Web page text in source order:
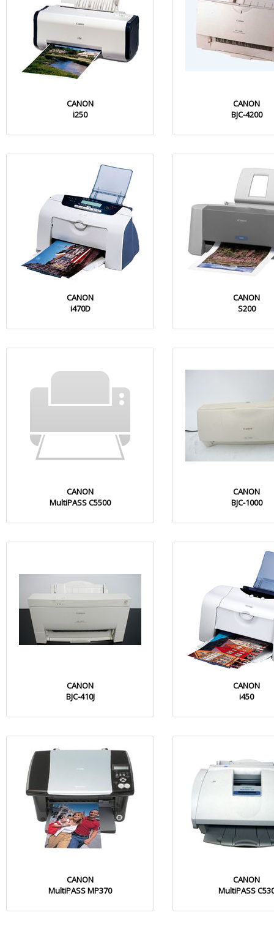
CANON
i250
CANON
BJC-4200
CANON
i470D
CANON
S200
CANON
MultiPASS C5500
CANON
BJC-1000
CANON
BJC-410J
CANON
i450
CANON
MultiPASS MP370
CANON
MultiPASS